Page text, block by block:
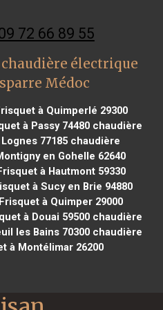
72 66 89 55
électrique
Médoc
à Quimperlé 29300
à Passy 74480 chaudière
77185chaudière
en Gohelle 62640
à Hautmont 59330
à Sucy en Brie 94880
à Quimper 29000
à Douai 59500chaudière
les Bains 70300 chaudière
à Montélimar 26200